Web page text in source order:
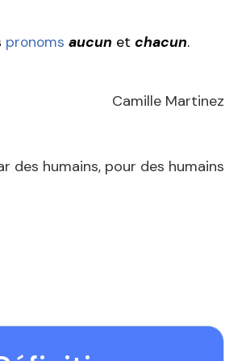
pronoms aucun et chacun.
Camille Martinez
des humains, pour des humains